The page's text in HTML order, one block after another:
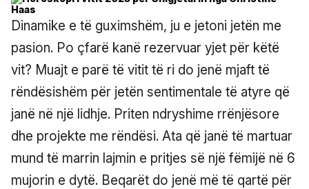
Dinamike e të guximshëm, ju e jetoni jetën me
pasion. Po çfarë kanë rezervuar yjet për këtë
vit? Muajt e parë të vitit të ri do jenë mjaft të
rëndësishëm për jetën sentimentale të atyre që
janë në një lidhje. Priten ndryshime rrënjësore
dhe projekte me rëndësi. Ata që janë të martuar
mund të marrin lajmin e pritjes së një fëmijë në 6
mujorin e dytë. Beqarët do jenë më të qartë për